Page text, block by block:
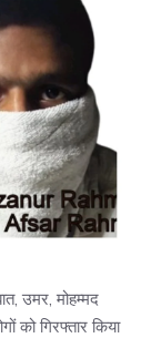
उमर, मोहम्मद
को गिरफ्तार किया